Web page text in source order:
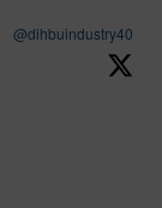
@dihbuindustry40